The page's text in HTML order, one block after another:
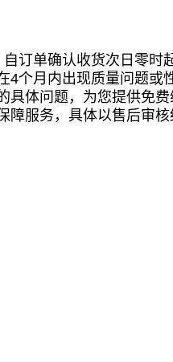
订单确认收货次日零时
4个月内出现质量问题或
具体问题，为您提供免
服务，具体以售后审核